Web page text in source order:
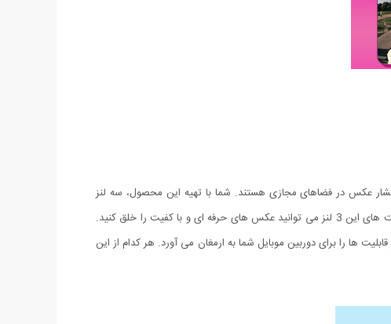
عکس در فضاهای مجازی هستند. شما با تهیه این محصول، سه لنز
مخصوص عکاسی شامل لنز های فیش آی (چشم ماهی) ، واید و ماکرو را به دوربین موبایل یا تبلت تان اضافه می کنید و با استفاده از قابلیت های این 3 لنز می توانید عکس های حرفه ای و با کفیت را خلق کنید.
ها را برای دوربین موبایل شما به ارمغان می آورد. هر کدام از این